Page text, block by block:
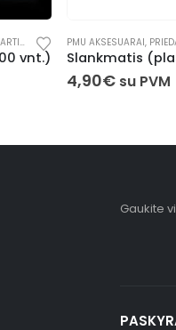
APARATAI,MAITINIMO
Iwork Pedalas
9,90€ 4,90€
Gaukite